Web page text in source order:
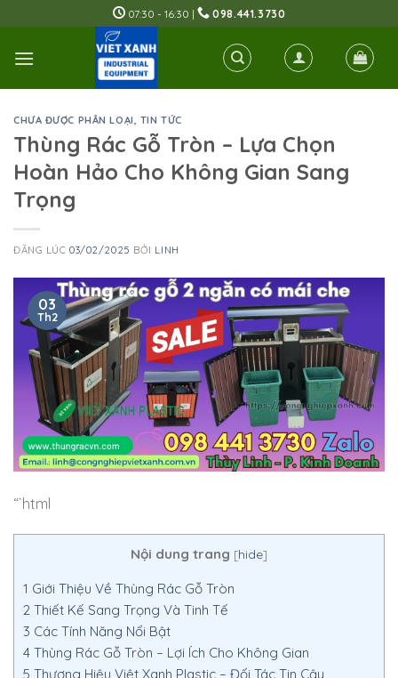
to
content
07:30 - 16:30 | 098.441.3730
CHƯA ĐƯỢC PHÂN LOẠI, TIN TỨC
Thùng Rác Gỗ Tròn – Lựa Chọn
Hoàn Hảo Cho Không Gian Sang
Trọng
ĐĂNG LÚC03/02/2025 BỞI LINH
03
Th2
“`html
Nội dung trang [hide]
1 Giới Thiệu Về Thùng Rác Gỗ Tròn
2 Thiết Kế Sang Trọng Và Tinh Tế
3 Các Tính Năng Nổi Bật
4 Thùng Rác Gỗ Tròn – Lợi Ích Cho Không Gian
5 Thương Hiệu Việt Xanh Plastic – Đối Tác Tin Cậy